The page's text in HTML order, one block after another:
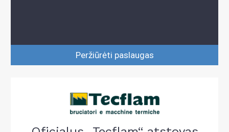
Peržiūrėti paslaugas